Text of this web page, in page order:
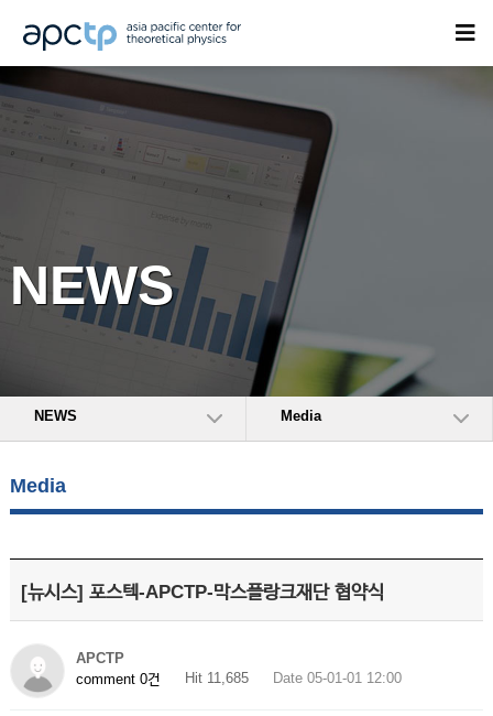
NEWS
NEWS Media
Media
[뉴시스] 포스텍-APCTP-막스플랑크재단 협약식
APCTP
comment 0건
Hit 11,685 Date 05-01-01 12:00